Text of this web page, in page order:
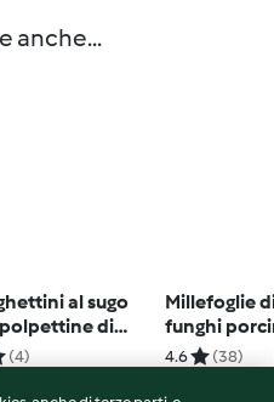
anche...
al sugo
di
(4)
Millefoglie
funghi
4.6 (38)